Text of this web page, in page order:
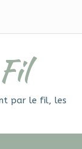
par le fil, les